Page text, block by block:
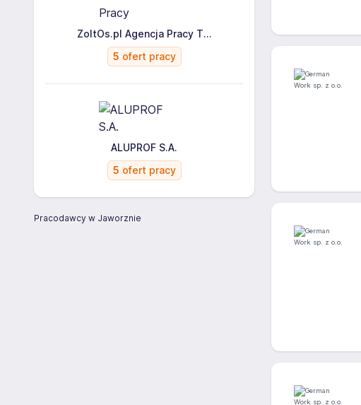
ZoltOs.pl Agencja Pracy T...
5 ofert pracy
ALUPROF S.A.
5 ofert pracy
Pracodawcy w Jaworznie